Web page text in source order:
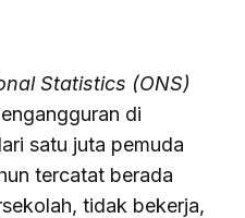
Statistics (ONS)
di
satu juta pemuda
tercatat berada
tidak bekerja,